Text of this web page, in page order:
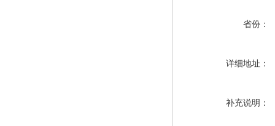
省份：
详细地址：
补充说明：